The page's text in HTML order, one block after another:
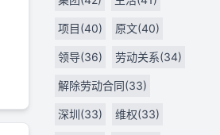
项目(40) 原文(40)
领导(36) 劳动关系(34)
解除劳动合同(33)
深圳(33) 维权(33)